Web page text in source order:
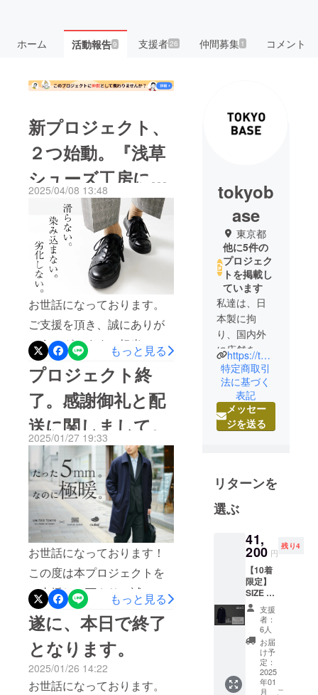
ホーム 活動報告9 支援者26 仲間募集 1 コメント
新プロジェクト、
２つ始動。『浅草
シューズ工房によ
るレザースニー
カー』『快適すぎ
る岡山デニム』
2025/04/08 13:48
お世話になっております。
ご支援を頂き、誠にありが
とうございます！担当の相
原です。この度は、新プロ
ジェクトが２つ公開されま
したのでご紹介させて頂き
ます！
======================
========『レザーの懸念を
全て取っ払う。老舗シュー
ズ工房による本格派レザー
スニーカー。』Point.1 ガ
ラスレザーの秘訣Point.2
雨の日でも心配無用
Point.3 シューズ工房LIFT
の拘り本プロジェクトでも
ご協力頂いた、浅草の
シューズ工房『LIFT』様に
よる革靴の第２弾になりま
す。今回のアイテムはス
もっと見る
プロジェクト終
了。感謝御礼と配
送に関しまして。
2025/01/27 19:33
お世話になっております！
この度は本プロジェクトを
ご支援して下さり、誠にあ
りがとうございました！担
当の相原です。【1,074,569
円】ものご支援を頂きまし
て、UNITED TOKYO 一同、
大変感謝しております。日
もっと見る
遂に、本日で終了
となります。
2025/01/26 14:22
お世話になっております。
tokyob
ase
東京都
他に5件の
プロジェク
トを掲載し
ています
私達は、日
本製に拘
り、国内外
に店舗を展
開する
ファッショ
ン企業
「TOKYO
BASE」で
STUDIOUS
、UNITED
TOKYO、
TOKYO、
TOKYO、
TOKYO、
CONZ、
GOOD
EDITIONの8
ブランドに
https://tokyobase.co.jp/
特定商取引
法に基づく
表記
メッセー
ジを送る
リターンを
選ぶ
41,
200 円
残り4
【10着
限定】
SIZE 1 /
S相当 /
~169c
m推奨
12月末
配送予
定。 ・
ラー：
支援
者：
6人
お届
け予
定：
2025
年01
月
こ